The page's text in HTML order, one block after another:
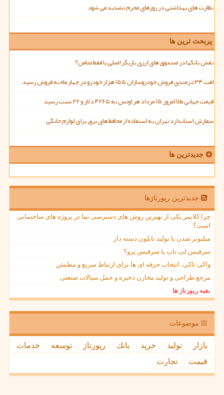
نظارت های بهداشتی در روزهای محرم تشدید می شود
پربحث ترین ها
نقش بانکها در صندوق های ارزی بازیگر اصلی یا فقط ضامن؟
افت ۳۴ درصدی فروش خودروسازان ۱۵۵ هزار خودرو در چهار ماه به فروش رسید
قیمت جهانی طلا امروز ۱۵ مرداد هر اونس به ۴۲۶۵ دلار و ۲۲ سنت رسید
سفارش استاندارد تهران به استفاده از محافظ های برق برای لوازم خانگی
جدیدترین ها
جدیدترین رپورتاژها
چرا کلایمر یکی از بهترین روش های دسترسی نما در پروژه های ساختمانی
است؟
میلیونر شدن با تولید نایلون دسته دار
سرفیس لپ تاپ یا سرفیس پرو؟
واکی تاکی، انتخاب حرفه ای ها برای ارتباط سریع و مطمئن
مرجع طراحی و تولید مخازن ذخیره و حمل سیالات صنعتی
بقیه رپورتاژ ها
موضوعات
بازار تولید خرید بانك رپورتاژ توسعه
خدمات
قیمت
تجارت